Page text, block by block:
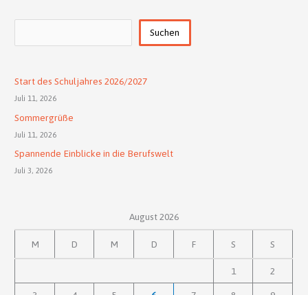
Suchen
Start des Schuljahres 2026/2027
Juli 11, 2026
Sommergrüße
Juli 11, 2026
Spannende Einblicke in die Berufswelt
Juli 3, 2026
August 2026
M D M D F S S
1 2